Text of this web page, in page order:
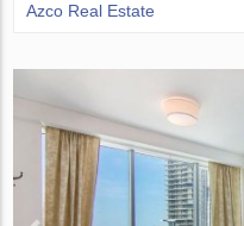
Azco Real Estate